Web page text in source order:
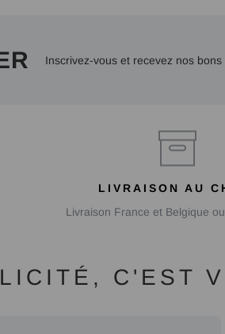
Inscrivez-vous et recevez nos bons
LIVRAISON AU
Livraison France et Belgique
C'EST